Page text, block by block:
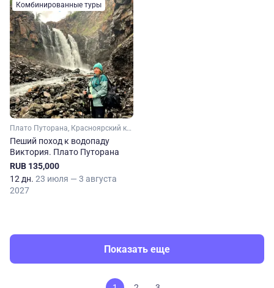
Комбинированные туры
Плато Путорана, Красноярский край, Сибирь
Пеший поход к водопаду
Виктория. Плато Путорана
RUB 135,000
12 дн. 23 июля — 3 августа
2027
Показать еще